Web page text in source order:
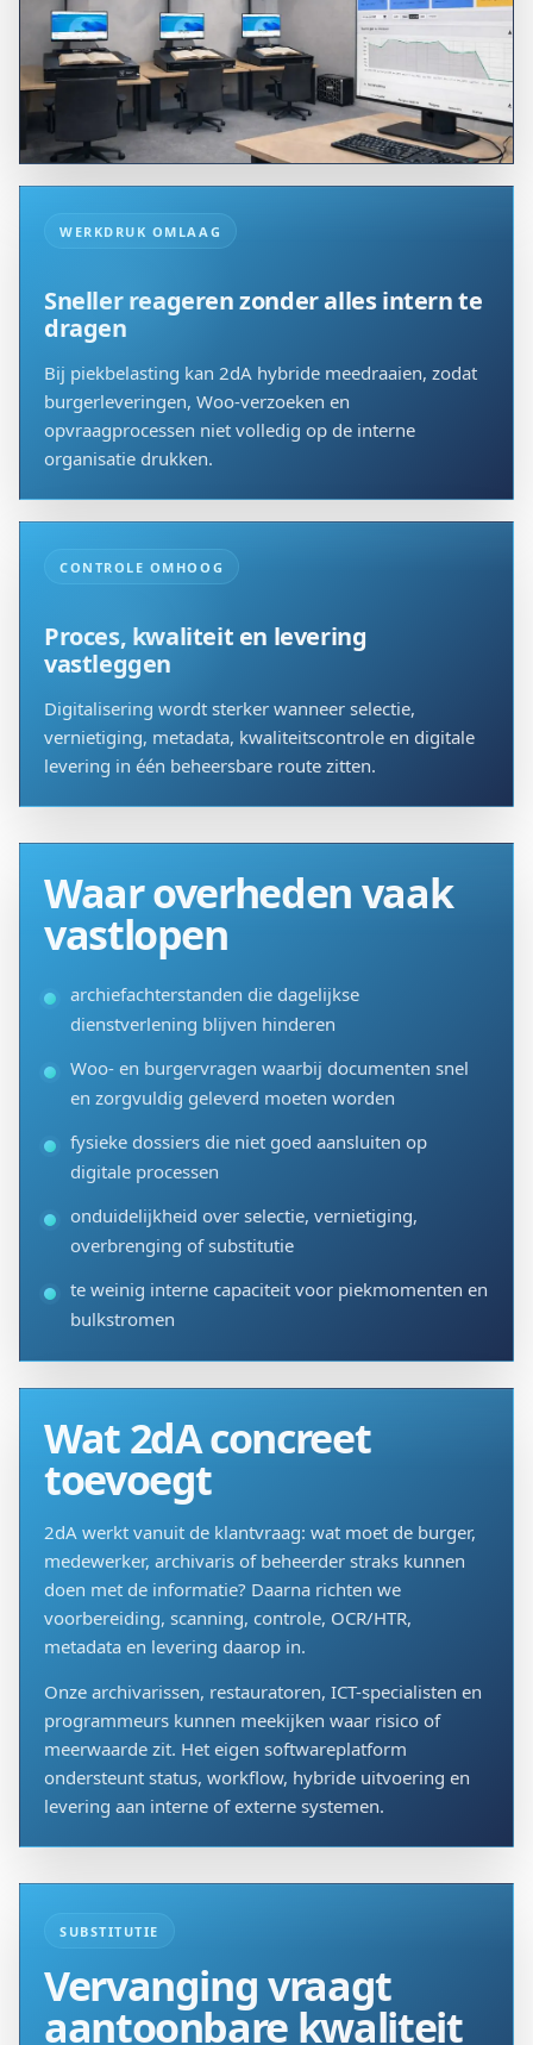
WERKDRUK OMLAAG
Sneller reageren zonder alles intern te
dragen
Bij piekbelasting kan 2dA hybride meedraaien, zodat
burgerleveringen, Woo-verzoeken en
opvraagprocessen niet volledig op de interne
organisatie drukken.
CONTROLE OMHOOG
Proces, kwaliteit en levering
vastleggen
Digitalisering wordt sterker wanneer selectie,
vernietiging, metadata, kwaliteitscontrole en digitale
levering in één beheersbare route zitten.
Waar overheden vaak
vastlopen
archiefachterstanden die dagelijkse
dienstverlening blijven hinderen
Woo- en burgervragen waarbij documenten snel
en zorgvuldig geleverd moeten worden
fysieke dossiers die niet goed aansluiten op
digitale processen
onduidelijkheid over selectie, vernietiging,
overbrenging of substitutie
te weinig interne capaciteit voor piekmomenten en
bulkstromen
Wat 2dA concreet
toevoegt
2dA werkt vanuit de klantvraag: wat moet de burger,
medewerker, archivaris of beheerder straks kunnen
doen met de informatie? Daarna richten we
voorbereiding, scanning, controle, OCR/HTR,
metadata en levering daarop in.
Onze archivarissen, restauratoren, ICT-specialisten en
programmeurs kunnen meekijken waar risico of
meerwaarde zit. Het eigen softwareplatform
ondersteunt status, workflow, hybride uitvoering en
levering aan interne of externe systemen.
SUBSTITUTIE
Vervanging vraagt
aantoonbare kwaliteit